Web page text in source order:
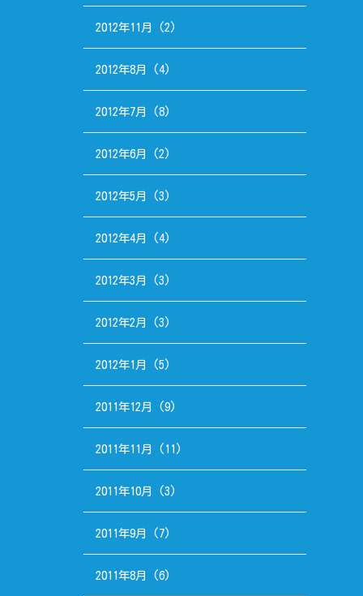
2012年11月 (2)
2012年8月 (4)
2012年7月 (8)
2012年6月 (2)
2012年5月 (3)
2012年4月 (4)
2012年3月 (3)
2012年2月 (3)
2012年1月 (5)
2011年12月 (9)
2011年11月 (11)
2011年10月 (3)
2011年9月 (7)
2011年8月 (6)